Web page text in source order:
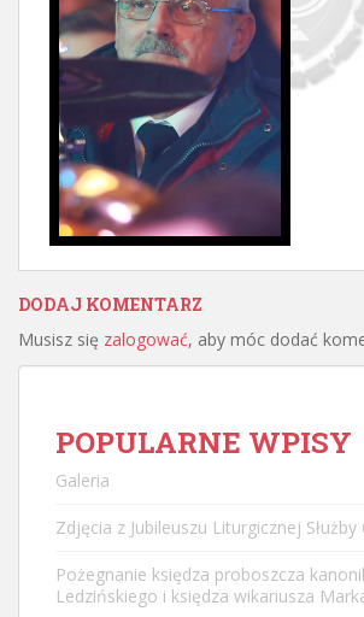
DODAJ KOMENTARZ
Musisz się zalogować, aby móc dodać
POPULARNE WPISY
Galeria
Zdjęcia z Jubileuszu Liturgicznej Służby
Pożegnanie księdza proboszcza
Ledzińskiego i księdza wikariusza